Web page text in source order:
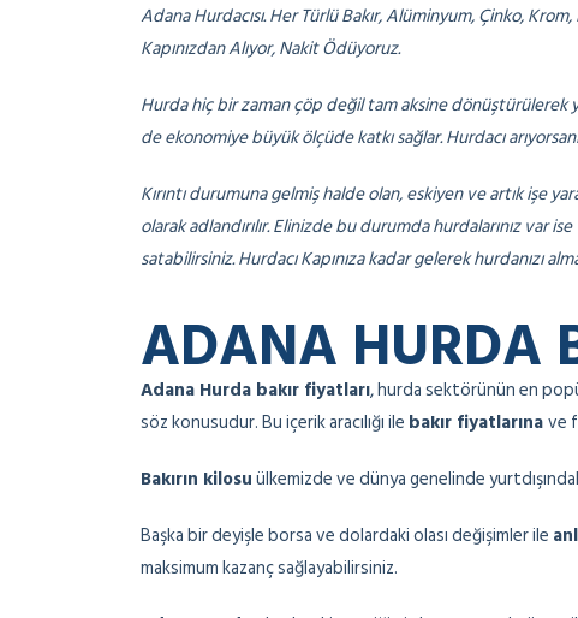
Adana Hurdacısı. Her Türlü Bakır, Alüminyum, Çinko,
Kapınızdan Alıyor, Nakit Ödüyoruz.
Hurda hiç bir zaman çöp değil tam aksine dönüştürülerek
de ekonomiye büyük ölçüde katkı sağlar. Hurdacı
Kırıntı durumuna gelmiş halde olan, eskiyen ve artık işe
olarak adlandırılır. Elinizde bu durumda hurdalarınız var
satabilirsiniz. Hurdacı Kapınıza kadar gelerek hurdanızı
ADANA HURDA
Adana Hurda bakır fiyatları, hurda sektörünün en
söz konusudur. Bu içerik aracılığı ile bakır fiyatlarınave
Bakırın kilosuülkemizde ve dünya genelinde
Başka bir deyişle borsa ve dolardaki olası değişimler ile
maksimum kazanç sağlayabilirsiniz.